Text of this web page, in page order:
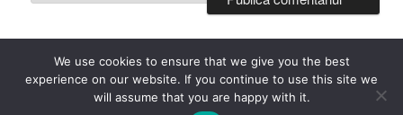
Propulsat cu mândrie de WordPress
We use cookies to ensure that we give you the best
experience on our website. If you continue to use this site we
will assume that you are happy with it.